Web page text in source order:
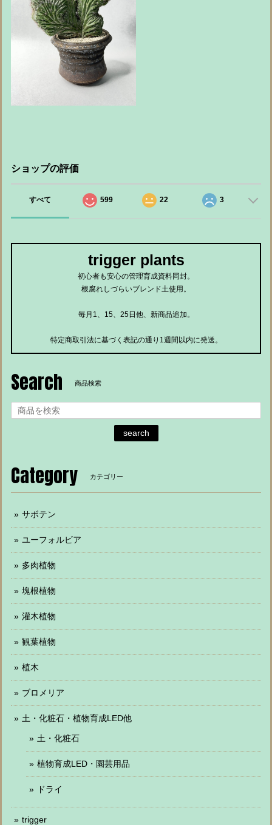
ショップの評価
すべて 599 22 3
trigger plants
初心者も安心の管理育成資料同封。
根腐れしづらいブレンド土使用。
毎月1、15、25日他、新商品追加。
特定商取引法に基づく表記の通り1週間以内に発送。
Search 商品検索
search
Category カテゴリー
サボテン
ユーフォルビア
多肉植物
塊根植物
灌木植物
観葉植物
植木
ブロメリア
土・化粧石・植物育成LED他
土・化粧石
植物育成LED・園芸用品
ドライ
trigger